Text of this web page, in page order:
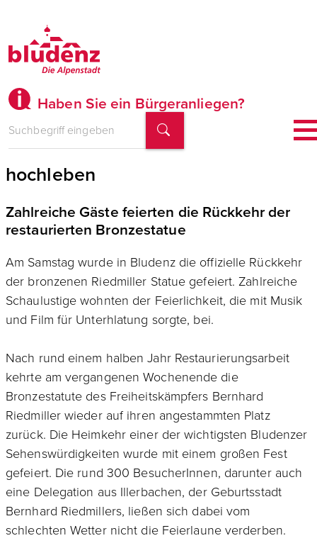
Haben Sie ein Bürgeranliegen?
Bludenz lässt seinen Riedmiller
hochleben
Zahlreiche Gäste feierten die Rückkehr der
restaurierten Bronzestatue
Am Samstag wurde in Bludenz die offizielle Rückkehr
der bronzenen Riedmiller Statue gefeiert. Zahlreiche
Schaulustige wohnten der Feierlichkeit, die mit Musik
und Film für Unterhlatung sorgte, bei.
Nach rund einem halben Jahr Restaurierungsarbeit
kehrte am vergangenen Wochenende die
Bronzestatute des Freiheitskämpfers Bernhard
Riedmiller wieder auf ihren angestammten Platz
zurück. Die Heimkehr einer der wichtigsten Bludenzer
Sehenswürdigkeiten wurde mit einem großen Fest
gefeiert. Die rund 300 BesucherInnen, darunter auch
eine Delegation aus Illerbachen, der Geburtsstadt
Bernhard Riedmillers, ließen sich dabei vom
schlechten Wetter nicht die Feierlaune verderben.